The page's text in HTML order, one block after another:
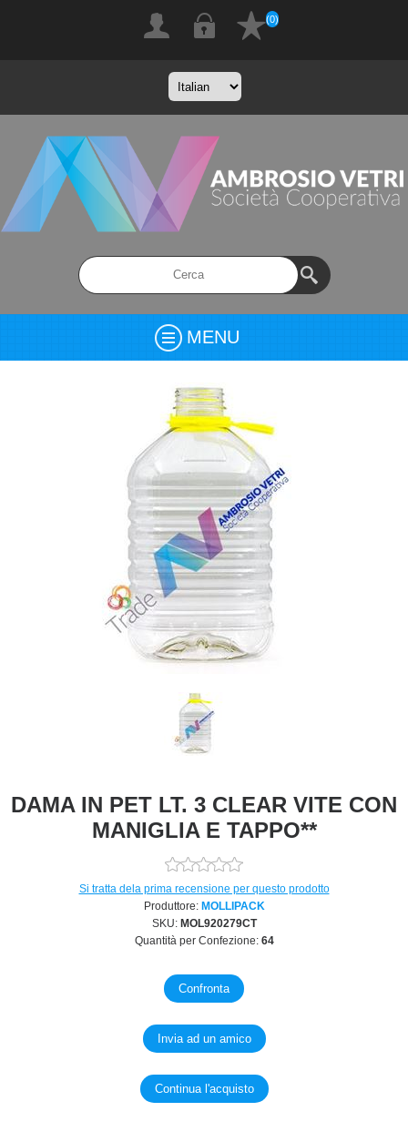
(0)
MENU
DAMA IN PET LT. 3 CLEAR VITE CON
MANIGLIA E TAPPO**
Si tratta dela prima recensione per questo prodotto
Produttore: MOLLIPACK
SKU: MOL920279CT
Quantità per Confezione: 64